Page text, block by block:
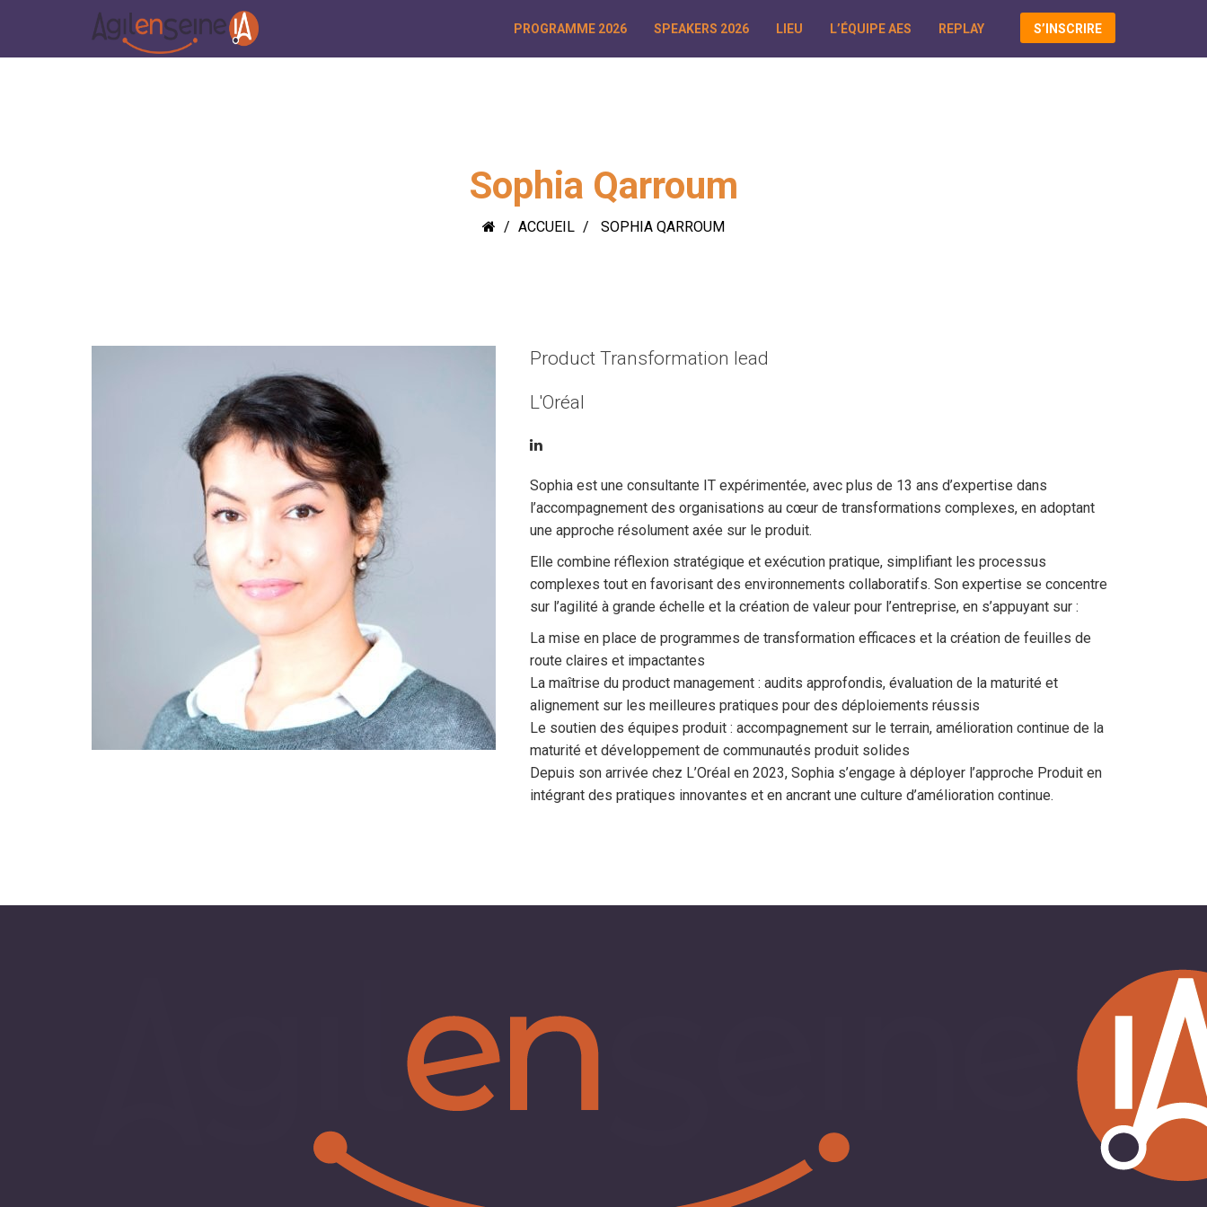
PROGRAMME 2026 SPEAKERS 2026 LIEU L’ÉQUIPE AES REPLAY S’INSCRIRE
Sophia Qarroum
ACCUEIL SOPHIA QARROUM
Product Transformation lead
L'Oréal
Sophia est une consultante IT expérimentée, avec plus de 13 ans d’expertise dans
l’accompagnement des organisations au cœur de transformations complexes, en adoptant
une approche résolument axée sur le produit.
Elle combine réflexion stratégique et exécution pratique, simplifiant les processus
complexes tout en favorisant des environnements collaboratifs. Son expertise se concentre
sur l’agilité à grande échelle et la création de valeur pour l’entreprise, en s’appuyant sur :
La mise en place de programmes de transformation efficaces et la création de feuilles de
route claires et impactantes
La maîtrise du product management : audits approfondis, évaluation de la maturité et
alignement sur les meilleures pratiques pour des déploiements réussis
Le soutien des équipes produit : accompagnement sur le terrain, amélioration continue de la
maturité et développement de communautés produit solides
Depuis son arrivée chez L’Oréal en 2023, Sophia s’engage à déployer l’approche Produit en
intégrant des pratiques innovantes et en ancrant une culture d’amélioration continue.